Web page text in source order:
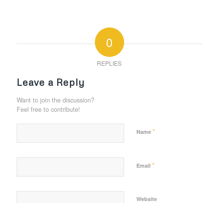
0
REPLIES
Leave a Reply
Want to join the discussion?
Feel free to contribute!
Name *
Email *
Website